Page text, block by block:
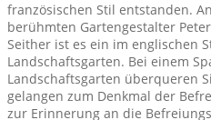
französischen Stil entstanden.
berühmten Gartengestalter
Seither ist es ein im englischen
Landschaftsgarten. Bei einem
Landschaftsgarten überqueren
gelangen zum Denkmal der
zur Erinnerung an die